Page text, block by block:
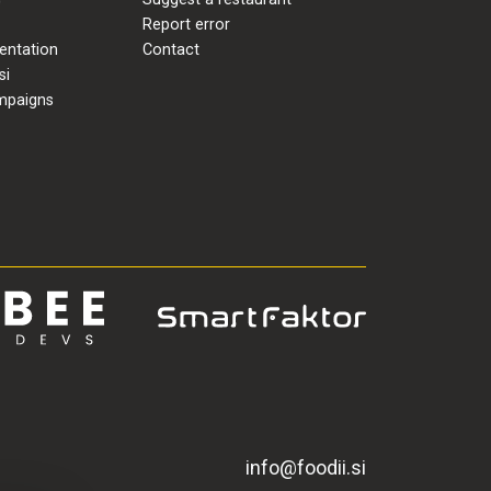
Report error
Contact
info@foodii.si